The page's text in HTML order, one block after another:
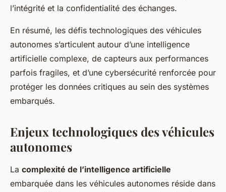
l’intégrité et la confidentialité des échanges.
En résumé, les défis technologiques des véhicules
autonomes s’articulent autour d’une intelligence
artificielle complexe, de capteurs aux performances
parfois fragiles, et d’une cybersécurité renforcée pour
protéger les données critiques au sein des systèmes
embarqués.
Enjeux technologiques des véhicules
autonomes
La complexité de l’intelligence artificielle
embarquée dans les véhicules autonomes réside dans